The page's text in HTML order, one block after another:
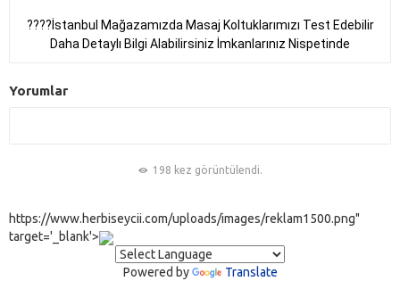
????İstanbul Mağazamızda Masaj Koltuklarımızı Test Edebilir
Daha Detaylı Bilgi Alabilirsiniz İmkanlarınız Nispetinde
Yorumlar
198 kez görüntülendi.
https://www.herbiseycii.com/uploads/images/reklam1500.png"
target='_blank'>
Powered by Translate